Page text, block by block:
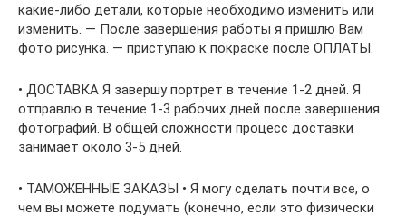
какие-либо детали, которые необходимо изменить или
изменить. — После завершения работы я пришлю Вам
фото рисунка. — приступаю к покраске после ОПЛАТЫ.
• ДОСТАВКА Я завершу портрет в течение 1-2 дней. Я
отправлю в течение 1-3 рабочих дней после завершения
фотографий. В общей сложности процесс доставки
занимает около 3-5 дней.
• ТАМОЖЕННЫЕ ЗАКАЗЫ • Я могу сделать почти все, о
чем вы можете подумать (конечно, если это физически